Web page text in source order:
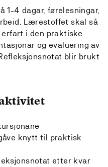
1-4 dagar, førelesningar,
Lærestoffet skal så
i den praktiske
og evaluering av
blir brukt
knytt til praktisk
etter kvar